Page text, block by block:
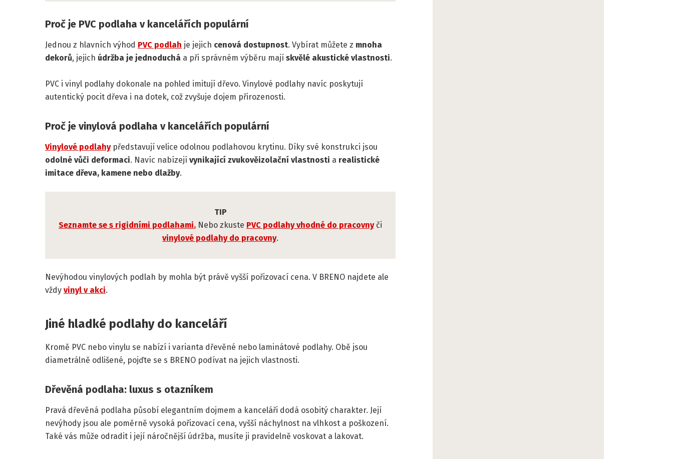
Proč je PVC podlaha v kancelářích populární
Jednou z hlavních výhod PVC podlah je jejich cenová dostupnost. Vybírat můžete z mnoha
dekorů, jejich údržba je jednoduchá a při správném výběru mají skvělé akustické vlastnosti.
PVC i vinyl podlahy dokonale na pohled imitují dřevo. Vinylové podlahy navíc poskytují
autentický pocit dřeva i na dotek, což zvyšuje dojem přirozenosti.
Proč je vinylová podlaha v kancelářích populární
Vinylové podlahypředstavují velice odolnou podlahovou krytinu. Díky své konstrukci jsou
odolné vůči deformaci. Navíc nabízejí vynikající zvukověizolační vlastnosti a realistické
imitace dřeva, kamene nebo dlažby.
TIP
Seznamte se s rigidními podlahami. Nebo zkuste PVC podlahy vhodné do pracovnyči
vinylové podlahy do pracovny.
Nevýhodou vinylových podlah by mohla být právě vyšší pořizovací cena. V BRENO najdete ale
vždy vinyl v akci.
Jiné hladké podlahy do kanceláří
Kromě PVC nebo vinylu se nabízí i varianta dřevěné nebo laminátové podlahy. Obě jsou
diametrálně odlišené, pojďte se s BRENO podívat na jejich vlastnosti.
Dřevěná podlaha: luxus s otazníkem
Pravá dřevěná podlaha působí elegantním dojmem a kanceláři dodá osobitý charakter. Její
nevýhody jsou ale poměrně vysoká pořizovací cena, vyšší náchylnost na vlhkost a poškození.
Také vás může odradit i její náročnější údržba, musíte ji pravidelně voskovat a lakovat.